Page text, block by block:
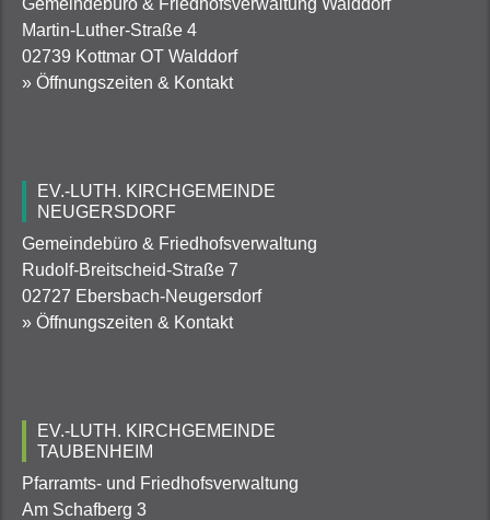
Gemeindebüro & Friedhofsverwaltung Walddorf
Martin-Luther-Straße 4
02739 Kottmar OT Walddorf
» Öffnungszeiten & Kontakt
EV.-LUTH. KIRCHGEMEINDE
NEUGERSDORF
Gemeindebüro & Friedhofsverwaltung
Rudolf-Breitscheid-Straße 7
02727 Ebersbach-Neugersdorf
» Öffnungszeiten & Kontakt
EV.-LUTH. KIRCHGEMEINDE
TAUBENHEIM
Pfarramts- und Friedhofsverwaltung
Am Schafberg 3